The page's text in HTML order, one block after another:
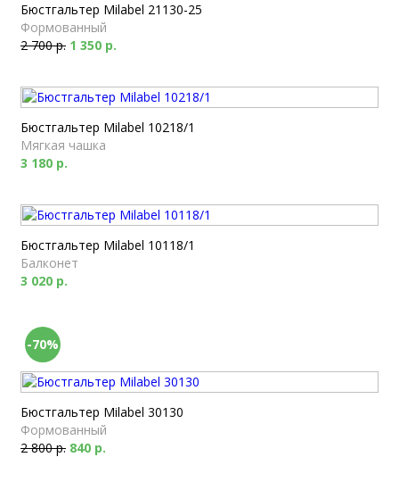
Бюстгальтер Milabel 21130-25
Формованный
2 700 р. 1 350 р.
Бюстгальтер Milabel 10218/1
Мягкая чашка
3 180 р.
Бюстгальтер Milabel 10118/1
Балконет
3 020 р.
-70%
Бюстгальтер Milabel 30130
Формованный
2 800 р. 840 р.